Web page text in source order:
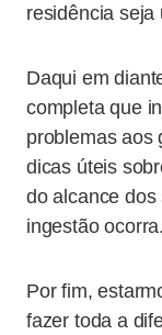
residência seja
Daqui em
completa que
problemas aos
dicas úteis
do alcance
ingestão ocorra.
Por fim,
fazer toda a